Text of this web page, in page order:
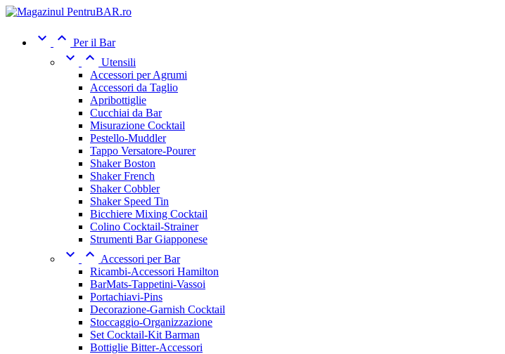
  Per il Bar
  Utensili
Accessori per Agrumi
Accessori da Taglio
Apribottiglie
Cucchiai da Bar
Misurazione Cocktail
Pestello-Muddler
Tappo Versatore-Pourer
Shaker Boston
Shaker French
Shaker Cobbler
Shaker Speed Tin
Bicchiere Mixing Cocktail
Colino Cocktail-Strainer
Strumenti Bar Giapponese
  Accessori per Bar
Ricambi-Accessori Hamilton
BarMats-Tappetini-Vassoi
Portachiavi-Pins
Decorazione-Garnish Cocktail
Stoccaggio-Organizzazione
Set Cocktail-Kit Barman
Bottiglie Bitter-Accessori